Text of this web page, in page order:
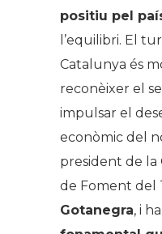
positiu pel
l’equilibri. El
Catalunya és
reconèixer el
impulsar el
econòmic del
president de la
de Foment del
Gotanegra, i